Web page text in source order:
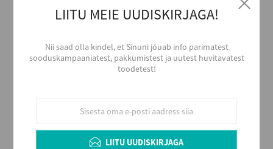
liköörimeistrite kuulsusrikast ajalugu ja meisterlikkust.
Alkoholi liik
Liköör
Päritolumaa
Alkoholi sisaldus
LIITU MEIE UUDISKIRJAGA!
Nii saad olla kindel, et Sinuni jõuab info parimatest
sooduskampaaniatest, pakkumistest ja uutest huvitavatest
toodetest!
LIITU UUDISKIRJAGA